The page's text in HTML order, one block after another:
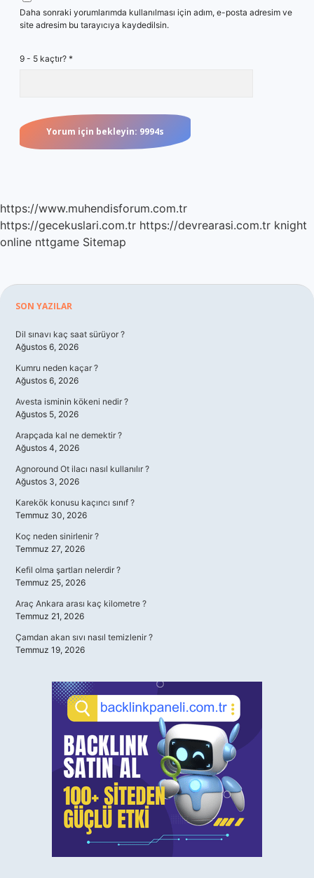
Daha sonraki yorumlarımda kullanılması için adım, e-posta adresim ve
site adresim bu tarayıcıya kaydedilsin.
9 - 5 kaçtır? *
https://www.muhendisforum.com.tr
https://gecekuslari.com.tr https://devrearasi.com.tr knight
online nttgame Sitemap
Sidebar
SON YAZILAR
Dil sınavı kaç saat sürüyor ?
Ağustos 6, 2026
Kumru neden kaçar ?
Ağustos 6, 2026
Avesta isminin kökeni nedir ?
Ağustos 5, 2026
Arapçada kal ne demektir ?
Ağustos 4, 2026
Agnoround Ot ilacı nasıl kullanılır ?
Ağustos 3, 2026
Karekök konusu kaçıncı sınıf ?
Temmuz 30, 2026
Koç neden sinirlenir ?
Temmuz 27, 2026
Kefil olma şartları nelerdir ?
Temmuz 25, 2026
Araç Ankara arası kaç kilometre ?
Temmuz 21, 2026
Çamdan akan sıvı nasıl temizlenir ?
Temmuz 19, 2026